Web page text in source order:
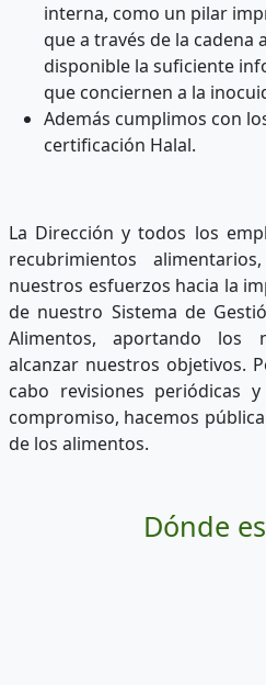
interna, como un pilar
que a través de la cadena
disponible la suficiente
que conciernen a la
Además cumplimos con
certificación Halal.
La Dirección y todos los
recubrimientos
nuestros esfuerzos hacia la
de nuestro Sistema de
Alimentos, aportando los
alcanzar nuestros objetivos.
cabo revisiones periódicas
compromiso, hacemos
de los alimentos.
Dónde